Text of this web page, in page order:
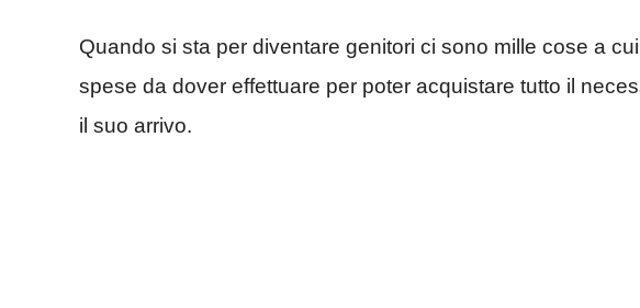
Quando si sta per diventare genitori ci sono mille cose a
spese da dover effettuare per poter acquistare tutto il
il suo arrivo.